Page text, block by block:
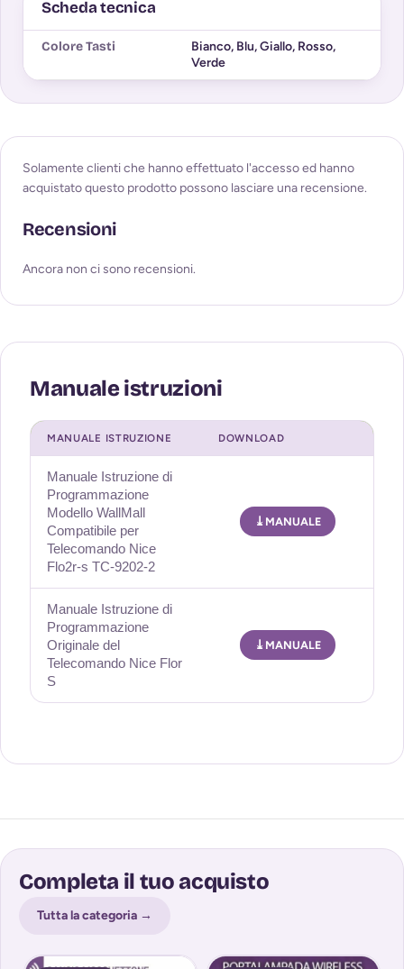
Scheda tecnica
Colore Tasti Bianco, Blu,Giallo, Rosso,
Verde
Recensioni
Ancora non ci sono recensioni.
Solamente clienti che hanno effettuato l'accesso ed hanno
acquistato questo prodotto possono lasciare una recensione.
MANUALE ISTRUZIONE DOWNLOAD
Manuale Istruzione di
Programmazione
Modello WallMall
Compatibile per
Telecomando Nice
Flo2r-s TC-9202-2
MANUALE
Manuale Istruzione di
Programmazione
Originale del
Telecomando Nice Flor
S
MANUALE
Completa il tuo acquisto
Tutta la categoria →